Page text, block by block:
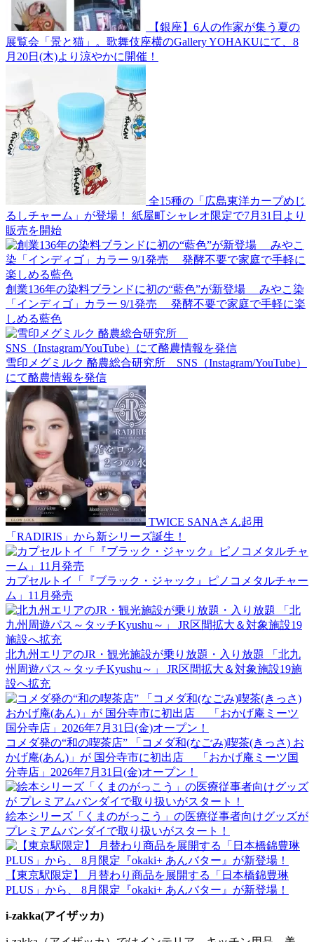
【銀座】6人の作家が集う夏の
展覧会「景と猫」。歌舞伎座横のGallery YOHAKUにて、8
月20日(木)より涼やかに開催！
全15種の「広島東洋カープめじ
るしチャーム」が登場！ 紙屋町シャレオ限定で7月31日より
販売を開始
創業136年の染料ブランドに初の“藍色”が新登場 みやこ染
「インディゴ」カラー 9/1発売 発酵不要で家庭で手軽に楽
しめる藍色
雪印メグミルク 酪農総合研究所 SNS（Instagram/YouTube）
にて酪農情報を発信
TWICE SANAさん起用
「RADIRIS」から新シリーズ誕生！
カプセルトイ「『ブラック・ジャック』ピノコメタルチャー
ム」11月発売
北九州エリアのJR・観光施設が乗り放題・入り放題 「北九
州周遊パス～タッチKyushu～」 JR区間拡大＆対象施設19施
設へ拡充
コメダ発の“和の喫茶店” 「コメダ和(なごみ)喫茶(きっさ) お
かげ庵(あん)」が 国分寺市に初出店 「おかげ庵ミーツ国
分寺店」2026年7月31日(金)オープン！
絵本シリーズ「くまのがっこう」の医療従事者向けグッズが
プレミアムバンダイで取り扱いがスタート！
【東京駅限定】 月替わり商品を展開する「日本橋錦豊琳
PLUS」から、 8月限定『okaki+ あんバター』が新登場！
i-zakka(アイザッカ)